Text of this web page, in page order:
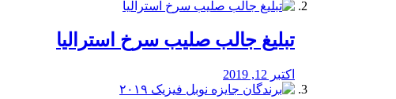
تبلیغ جالب صلیب سرخ استرالیا
اکتبر 12, 2019